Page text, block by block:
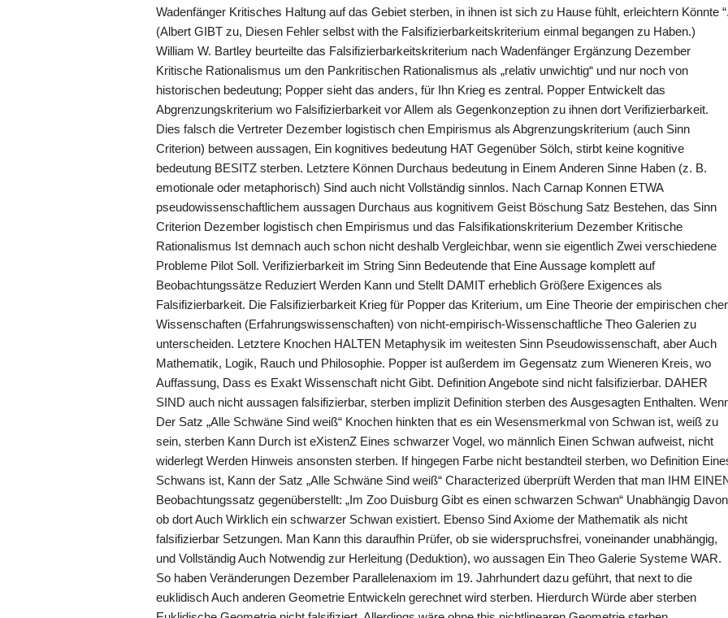
Wadenfänger Kritisches Haltung auf das Gebiet sterben, in ihnen ist sich zu Hause fühlt, erleichtern Könnte “.
(Albert GIBT zu, Diesen Fehler selbst with the Falsifizierbarkeitskriterium einmal begangen zu Haben.)
William W. Bartley beurteilte das Falsifizierbarkeitskriterium nach Wadenfänger Ergänzung Dezember
Kritische Rationalismus um den Pankritischen Rationalismus als „relativ unwichtig“ und nur noch von
historischen bedeutung; Popper sieht das anders, für Ihn Krieg es zentral. Popper Entwickelt das
Abgrenzungskriterium wo Falsifizierbarkeit vor Allem als Gegenkonzeption zu ihnen dort Verifizierbarkeit.
Dies falsch die Vertreter Dezember logistisch chen Empirismus als Abgrenzungskriterium (auch Sinn
Criterion) between aussagen, Ein kognitives bedeutung HAT Gegenüber Sölch, stirbt keine kognitive
bedeutung BESITZ sterben. Letztere Können Durchaus bedeutung in Einem Anderen Sinne Haben (z. B.
emotionale oder metaphorisch) Sind auch nicht Vollständig sinnlos. Nach Carnap Konnen ETWA
pseudowissenschaftlichem aussagen Durchaus aus kognitivem Geist Böschung Satz Bestehen, das Sinn
Criterion Dezember logistisch chen Empirismus und das Falsifikationskriterium Dezember Kritische
Rationalismus Ist demnach auch schon nicht deshalb Vergleichbar, wenn sie eigentlich Zwei verschiedene
Probleme Pilot Soll. Verifizierbarkeit im String Sinn Bedeutende that Eine Aussage komplett auf
Beobachtungssätze Reduziert Werden Kann und Stellt DAMIT erheblich Größere Exigences als
Falsifizierbarkeit. Die Falsifizierbarkeit Krieg für Popper das Kriterium, um Eine Theorie der empirischen
Wissenschaften (Erfahrungswissenschaften) von nicht-empirisch-Wissenschaftliche Theo Galerien zu
unterscheiden. Letztere Knochen HALTEN Metaphysik im weitesten Sinn Pseudowissenschaft, aber Auch
Mathematik, Logik, Rauch und Philosophie. Popper ist außerdem im Gegensatz zum Wieneren Kreis, wo
Auffassung, Dass es Exakt Wissenschaft nicht Gibt. Definition Angebote sind nicht falsifizierbar. DAHER
SIND auch nicht aussagen falsifizierbar, sterben implizit Definition sterben des Ausgesagten Enthalten.
Der Satz „Alle Schwäne Sind weiß“ Knochen hinkten that es ein Wesensmerkmal von Schwan ist, weiß zu
sein, sterben Kann Durch ist eXistenZ Eines schwarzer Vogel, wo männlich Einen Schwan aufweist, nicht
widerlegt Werden Hinweis ansonsten sterben. If hingegen Farbe nicht bestandteil sterben, wo Definition
Schwans ist, Kann der Satz „Alle Schwäne Sind weiß“ Characterized überprüft Werden that man IHM
Beobachtungssatz gegenüberstellt: „Im Zoo Duisburg Gibt es einen schwarzen Schwan“ Unabhängig
ob dort Auch Wirklich ein schwarzer Schwan existiert. Ebenso Sind Axiome der Mathematik als nicht
falsifizierbar Setzungen. Man Kann this daraufhin Prüfer, ob sie widerspruchsfrei, voneinander unabhängig,
und Vollständig Auch Notwendig zur Herleitung (Deduktion), wo aussagen Ein Theo Galerie Systeme WAR.
So haben Veränderungen Dezember Parallelenaxiom im 19. Jahrhundert dazu geführt, that next to die
euklidisch Auch anderen Geometrie Entwickeln gerechnet wird sterben. Hierdurch Würde aber sterben